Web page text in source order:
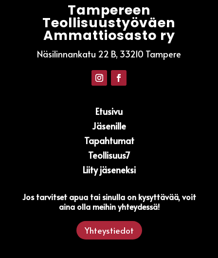
Tampereen
Teollisuustyöväen
Ammattiosasto ry
Näsilinnankatu 22 B, 33210 Tampere
Etusivu
Jäsenille
Tapahtumat
Teollisuus7
Liity jäseneksi
Jos tarvitset apua tai sinulla on kysyttävää, voit
aina olla meihin yhteydessä!
Yhteystiedot